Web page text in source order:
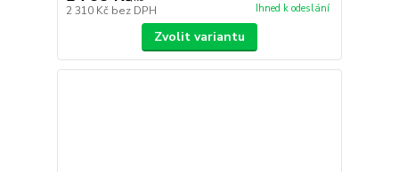
2 310 Kč bez DPH Ihned k odeslání
Zvolit variantu